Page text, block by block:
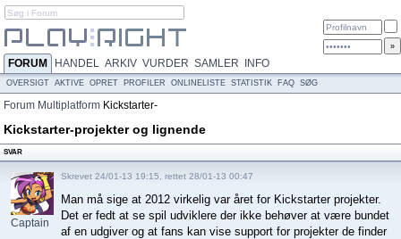
FORUM HANDEL ARKIV VURDER SAMLER INFO
OVERSIGT AKTIVE OPRET PROFILER ONLINELISTE STATISTIK FAQ SØG
Forum Multiplatform Kickstarter-
Kickstarter-projekter og lignende
SVAR
Captain
Skrevet 24/01-13 19:15, rettet 28/01-13 00:47
Man må sige at 2012 virkelig var året for Kickstarter projekter.
Det er fedt at se spil udviklere der ikke behøver at være bundet
af en udgiver og at fans kan vise support for projekter de finder